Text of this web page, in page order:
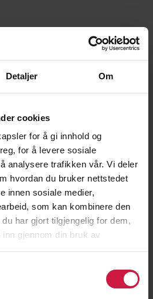
Detaljer Om
cookies
for å gi innhold og
for å levere sosiale
analysere trafikken vår. Vi deler
hvordan du bruker nettstedet
innen sosiale medier,
som kan kombinere den
har gjort tilgjengelig for dem,
gjennom din bruk av